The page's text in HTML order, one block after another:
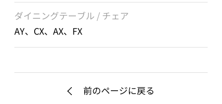
ダイニングテーブル / チェア
AY、CX、AX、FX
前のページに戻る